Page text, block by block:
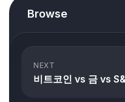
Browse
NEXT
비트코인 vs 금 vs